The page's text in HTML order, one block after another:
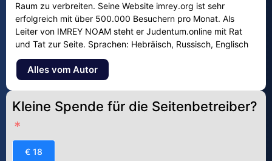
Raum zu verbreiten. Seine Website imrey.org ist sehr
erfolgreich mit über 500.000 Besuchern pro Monat. Als
Leiter von IMREY NOAM steht er Judentum.online mit Rat
und Tat zur Seite. Sprachen: Hebräisch, Russisch, Englisch
Alles vom Autor
Kleine Spende für die Seitenbetreiber?
€ 18